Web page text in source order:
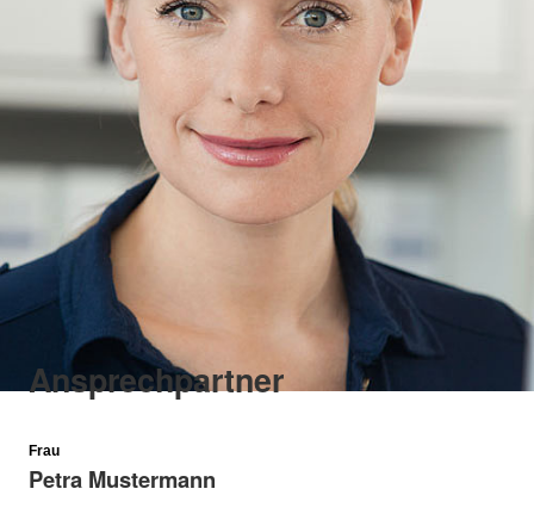
Ansprechpartner
Frau
Petra Mustermann